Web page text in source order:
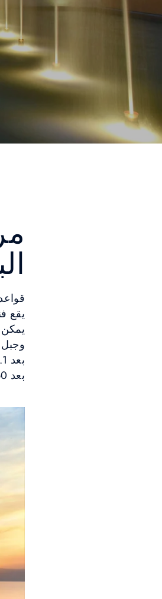
يمكن
وجبل
بعد 60 كم